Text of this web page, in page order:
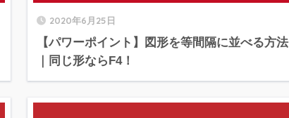
2020年6月25日
【パワーポイント】図形を等間隔に並べる方法
｜同じ形ならF4！